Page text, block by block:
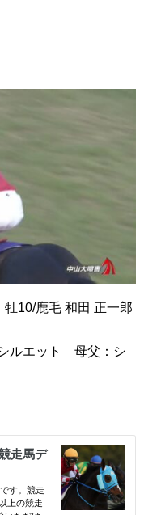
牡10/鹿毛 和田 正一郎
ルエット 母父：シ